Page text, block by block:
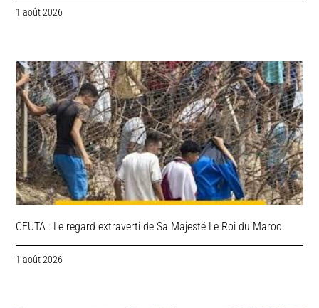
1 août 2026
CEUTA : Le regard extraverti de Sa Majesté Le Roi du Maroc
1 août 2026